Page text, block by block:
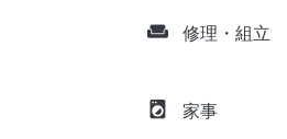
weekend 修理・組立
local_laundry_service 家事